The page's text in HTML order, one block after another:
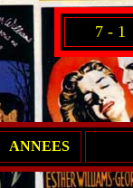
7 - 1
ANNEES